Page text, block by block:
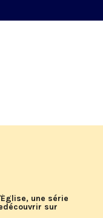
une série
sur